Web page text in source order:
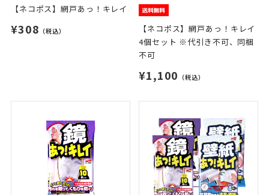
【ネコポス】網戸あっ！キレイ
¥308 （税込）
【ネコポス】網戸あっ！キレイ
4個セット ※代引き不可、同梱
不可
¥1,100 （税込）